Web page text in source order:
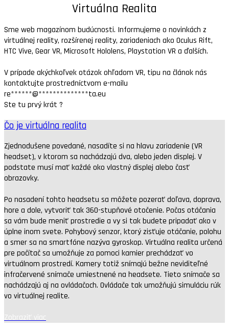
Virtuálna Realita
Sme web magazínom budúcnosti. Informujeme o novinkách z
virtuálnej reality, rozšírenej reality, zariadeniach ako Oculus Rift,
HTC Vive, Gear VR, Microsoft Hololens, Playstation VR a ďalších.
V prípade akýchkoľvek otázok ohľadom VR, tipu na článok nás
kontaktujte prostredníctvom e-mailu
re******@**************ta.eu
Ste tu prvý krát ?
Čo je virtuálna realita
Zjednodušene povedané, nasadíte si na hlavu zariadenie (VR
headset), v ktorom sa nachádzajú dva, alebo jeden displej. V
podstate musí mať každé oko vlastný displej alebo časť
obrazovky.
Po nasadení tohto headsetu sa môžete pozerať doľava, doprava,
hore a dole, vytvoriť tak 360-stupňové otočenie. Počas otáčania
sa vám bude meniť prostredie a vy si tak budete pripadať ako v
úplne inom svete. Pohybový senzor, ktorý zisťuje otáčanie, polohu
a smer sa na smartfóne nazýva gyroskop. Virtuálna realita určená
pre počítač sa umožňuje za pomoci kamier prechádzať vo
virtuálnom prostredí. Kamery totiž snímajú bežne neviditeľné
infračervené snímače umiestnené na headsete. Tieto snímače sa
nachádzajú aj na ovládačoch. Ovládače tak umožňujú simuláciu rúk
vo virtuálnej realite.
Zobraziť viac